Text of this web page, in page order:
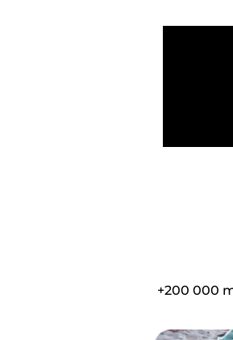
+200 000